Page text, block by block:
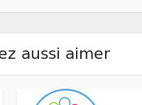
aussi aimer